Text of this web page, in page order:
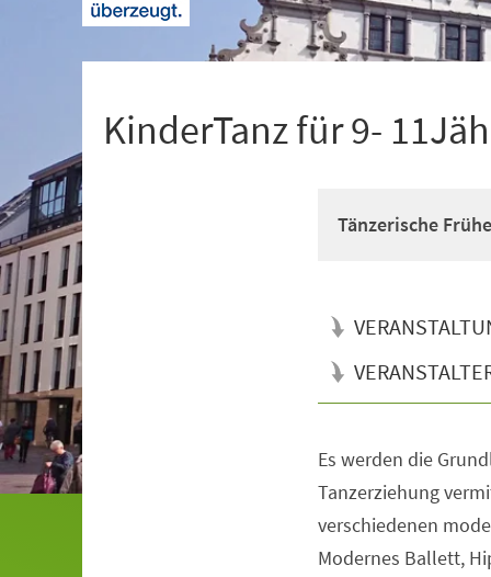
KinderTanz für 9-
Tänzerische
Es werden die
Tanzerziehung
verschiedenen
Modernes Ballett,